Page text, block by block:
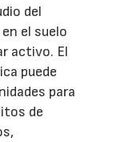
del
el suelo
activo. El
puede
para
de